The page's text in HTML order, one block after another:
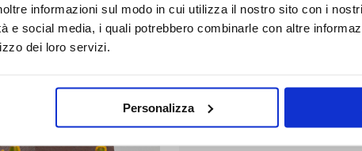
informazioni sul modo in cui utilizza il nostro sito con i
e social media, i quali potrebbero combinarle con altre
dei loro servizi.
Personalizza
Scopri tutti i negozi di Forum